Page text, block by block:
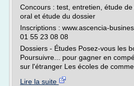
Concours : test, entretien, étude
oral et étude du dossier
Inscriptions : www.ascencia-
01 55 23 08 08
Dossiers - Études Posez-vous les
Poursuivre... pour gagner en
sur l'étranger Les écoles de
Lire la suite